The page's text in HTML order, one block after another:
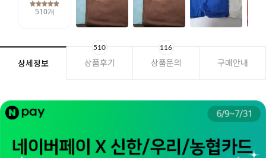
상세정보 상품후기
510
상품문의
116
구매안내